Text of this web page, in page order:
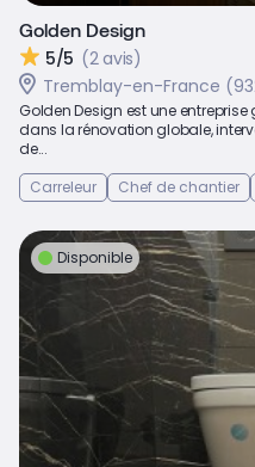
Golden Design
5/5 (2 avis)
Tremblay-en-France
Golden Design est une
dans la rénovation globale,
de...
Carreleur
Chef de chantier
Disponible